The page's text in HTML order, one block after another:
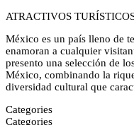
ATRACTIVOS
México es un país lleno de
enamoran a cualquier
presento una selección de
México, combinando la
diversidad cultural que
Categories
Categories